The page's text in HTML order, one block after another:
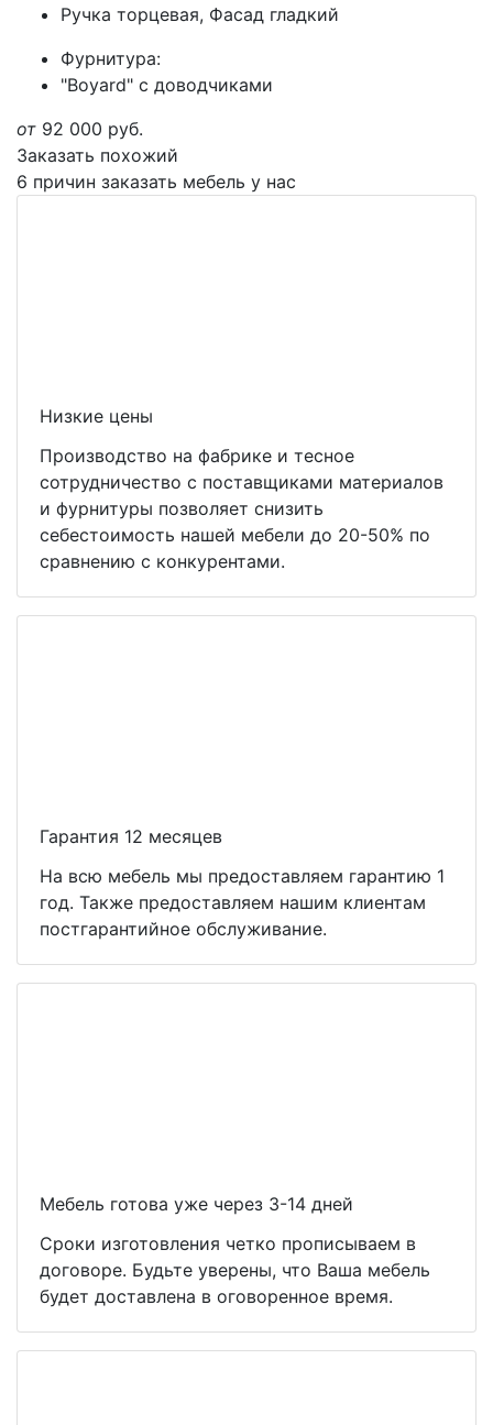
Ручка торцевая, Фасад гладкий
Фурнитура:
"Boyard" с доводчиками
от 92 000 руб.
Заказать похожий
6 причин заказать мебель у нас
Низкие цены
Производство на фабрике и тесное
сотрудничество с поставщиками материалов
и фурнитуры позволяет снизить
себестоимость нашей мебели до 20-50% по
сравнению с конкурентами.
Гарантия 12 месяцев
На всю мебель мы предоставляем гарантию 1
год. Также предоставляем нашим клиентам
постгарантийное обслуживание.
Мебель готова уже через 3-14 дней
Сроки изготовления четко прописываем в
договоре. Будьте уверены, что Ваша мебель
будет доставлена в оговоренное время.